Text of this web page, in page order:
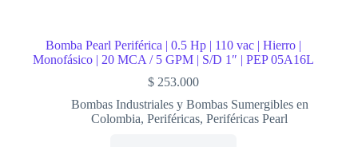
Bomba Pearl Periférica | 0.5 Hp | 110 vac | Hierro |
Monofásico | 20 MCA / 5 GPM | S/D 1″ | PEP 05A16L
$ 253.000
Bombas Industriales y Bombas Sumergibles en
Colombia,Periféricas,Periféricas Pearl